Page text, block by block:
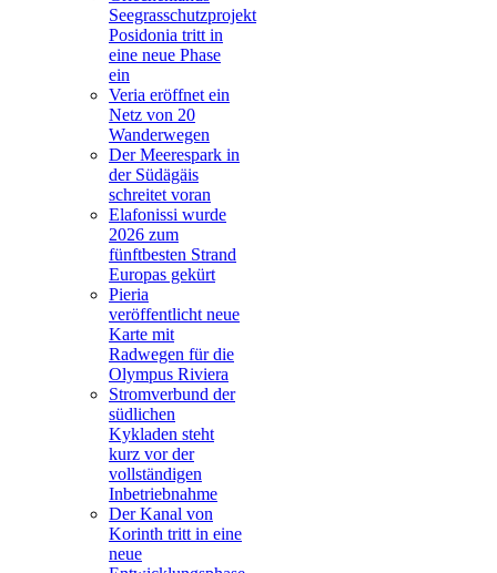
Seegrasschutzprojekt
Posidonia tritt in
eine neue Phase
ein
Veria eröffnet ein
Netz von 20
Wanderwegen
Der Meerespark in
der Südägäis
schreitet voran
Elafonissi wurde
2026 zum
fünftbesten Strand
Europas gekürt
Pieria
veröffentlicht neue
Karte mit
Radwegen für die
Olympus Riviera
Stromverbund der
südlichen
Kykladen steht
kurz vor der
vollständigen
Inbetriebnahme
Der Kanal von
Korinth tritt in eine
neue